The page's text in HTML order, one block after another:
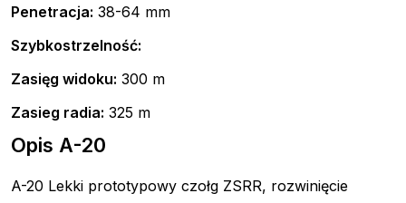
Penetracja: 38-64 mm
Szybkostrzelność:
Zasięg widoku: 300 m
Zasieg radia: 325 m
Opis A-20
A-20 Lekki prototypowy czołg ZSRR, rozwinięcie